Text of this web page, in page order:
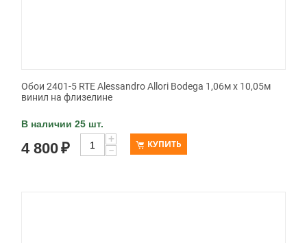
Обои 2401-5 RTE Alessandro Allori Bodega 1,06м х 10,05м
винил на флизелине
В наличии 25 шт.
4 800₽
+
−
КУПИТЬ